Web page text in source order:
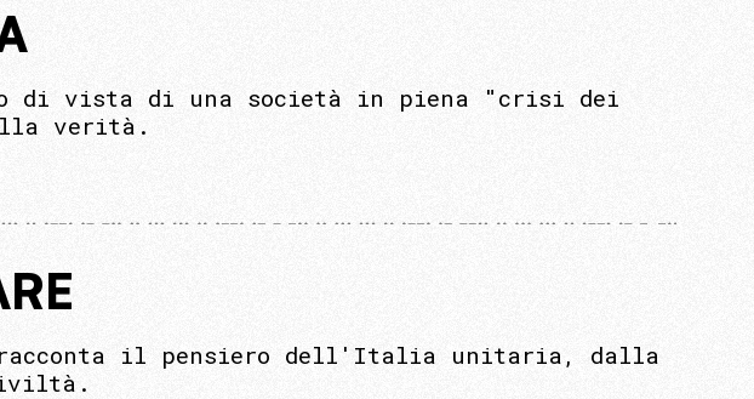
di vista di una società in piena "crisi dei
verità.
il pensiero dell'Italia unitaria, dalla